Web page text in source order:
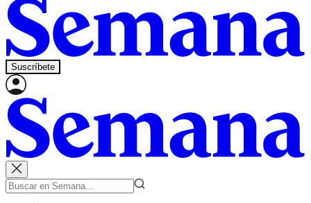
Suscríbete